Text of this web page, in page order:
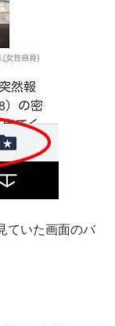
ていた画面のバ